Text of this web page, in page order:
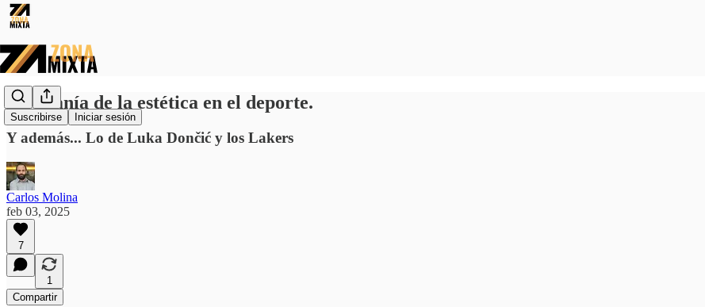
Suscribirse Iniciar sesión
La tiranía de la estética en el deporte.
Y además... Lo de Luka Dončić y los Lakers
Carlos Molina
feb 03, 2025
7
1
Compartir